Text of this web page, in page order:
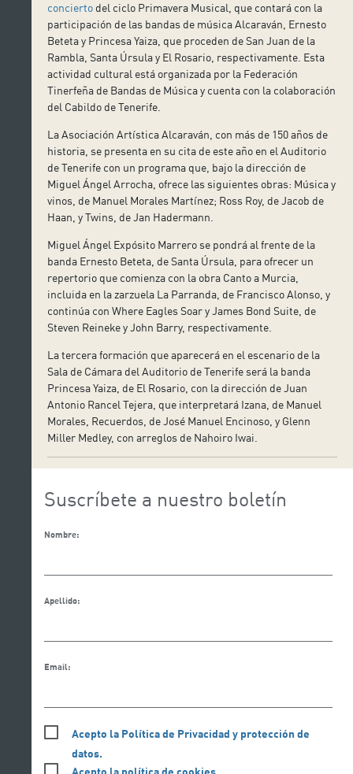
concierto del ciclo Primavera Musical, que contará con la
participación de las bandas de música Alcaraván, Ernesto
Beteta y Princesa Yaiza, que proceden de San Juan de la
Rambla, Santa Úrsula y El Rosario, respectivamente. Esta
actividad cultural está organizada por la Federación
Tinerfeña de Bandas de Música y cuenta con la colaboración
del Cabildo de Tenerife.
La Asociación Artística Alcaraván, con más de 150 años de
historia, se presenta en su cita de este año en el Auditorio
de Tenerife con un programa que, bajo la dirección de
Miguel Ángel Arrocha, ofrece las siguientes obras: Música y
vinos, de Manuel Morales Martínez; Ross Roy, de Jacob de
Haan, y Twins, de Jan Hadermann.
Miguel Ángel Expósito Marrero se pondrá al frente de la
banda Ernesto Beteta, de Santa Úrsula, para ofrecer un
repertorio que comienza con la obra Canto a Murcia,
incluida en la zarzuela La Parranda, de Francisco Alonso, y
continúa con Where Eagles Soar y James Bond Suite, de
Steven Reineke y John Barry, respectivamente.
La tercera formación que aparecerá en el escenario de la
Sala de Cámara del Auditorio de Tenerife será la banda
Princesa Yaiza, de El Rosario, con la dirección de Juan
Antonio Rancel Tejera, que interpretará Izana, de Manuel
Morales, Recuerdos, de José Manuel Encinoso, y Glenn
Miller Medley, con arreglos de Nahoiro Iwai.
Suscríbete a nuestro boletín
Nombre:
Apellido:
Email:
Acepto la Política de Privacidad y protección de
datos.
Acepto la política de cookies